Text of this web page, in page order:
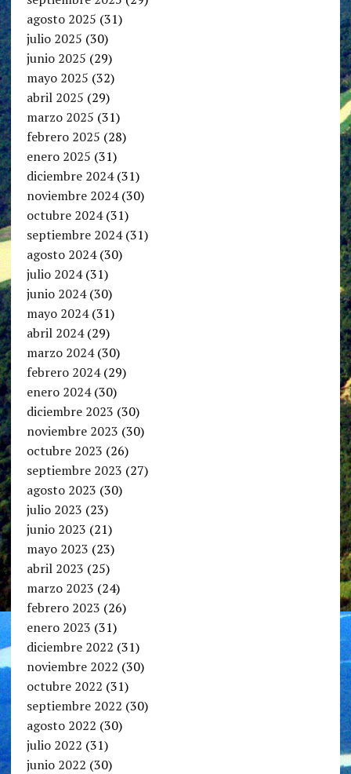
agosto 2025 (31)
julio 2025 (30)
junio 2025 (29)
mayo 2025 (32)
abril 2025 (29)
marzo 2025 (31)
febrero 2025 (28)
enero 2025 (31)
diciembre 2024(31)
noviembre 2024(30)
octubre 2024(31)
septiembre 2024(31)
agosto 2024(30)
julio 2024(31)
junio 2024(30)
mayo 2024(31)
abril 2024(29)
marzo 2024(30)
febrero 2024(29)
enero 2024(30)
diciembre 2023 (30)
noviembre 2023 (30)
octubre 2023 (26)
septiembre 2023 (27)
agosto 2023 (30)
julio 2023 (23)
junio 2023 (21)
mayo 2023 (23)
abril 2023 (25)
marzo 2023 (24)
febrero 2023 (26)
enero 2023 (31)
diciembre 2022 (31)
noviembre 2022 (30)
octubre 2022 (31)
septiembre 2022 (30)
agosto 2022 (30)
julio 2022 (31)
junio 2022 (30)